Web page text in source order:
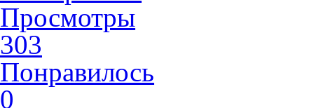
Просмотры
303
Понравилось
0